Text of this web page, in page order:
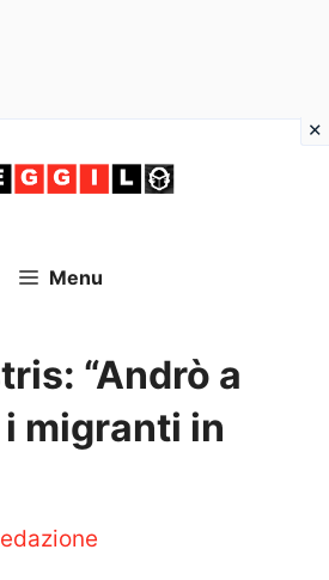
Menu
“Andrò a
migranti in